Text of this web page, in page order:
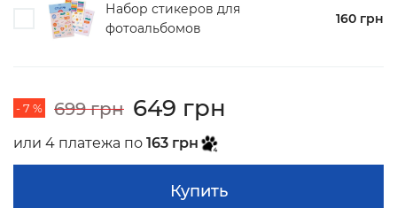
Набор стикеров для
фотоальбомов
160 грн
- 7 % 699 грн 649 грн
или 4 платежа по 163 грн
Купить